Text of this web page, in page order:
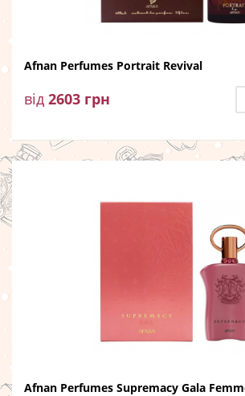
Afnan Perfumes Portrait Revival
від 2603 грн
Afnan Perfumes Supremacy Gala